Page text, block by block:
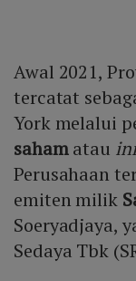
Awal 2021,
tercatat
York melalui
sahamatau
Perusahaan
emiten milik
Soeryadjaya,
Sedaya Tbk